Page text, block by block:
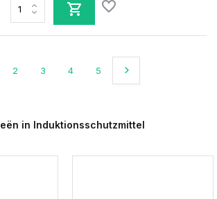
2 3 4 5
in Induktionsschutzmittel